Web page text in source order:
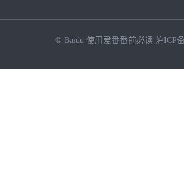
© Baidu 使用爱番番前必读 沪ICP